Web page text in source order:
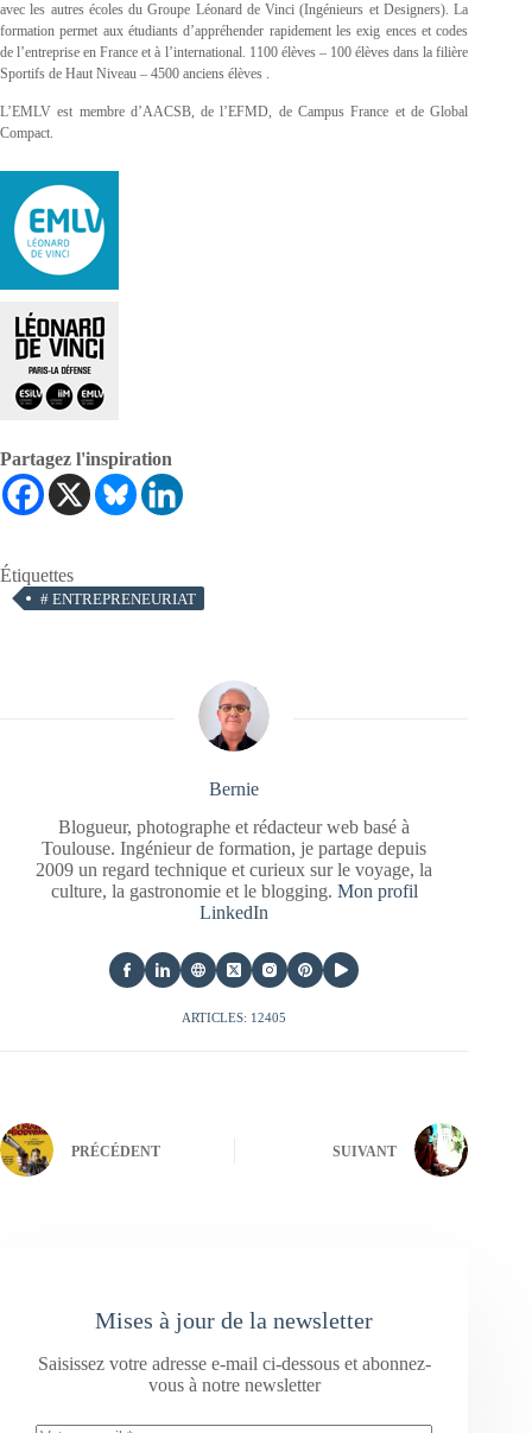
avec les autres écoles du Groupe Léonard de Vinci (Ingénieurs et Designers). La
formation permet aux étudiants d’appréhender rapidement les exig ences et codes
de l’entreprise en France et à l’international. 1100 élèves – 100 élèves dans la filière
Sportifs de Haut Niveau – 4500 anciens élèves .
L’EMLV est membre d’AACSB, de l’EFMD, de Campus France et de Global
Compact
Partagez l'inspiration
Étiquettes
# ENTREPRENEURIAT
Bernie
Blogueur, photographe et rédacteur web basé à
Toulouse. Ingénieur de formation, je partage depuis
2009 un regard technique et curieux sur le voyage, la
culture, la gastronomie et le blogging. Mon profil
LinkedIn
ARTICLES: 12405
PRÉCÉDENT SUIVANT
Mises à jour de la newsletter
Saisissez votre adresse e-mail ci-dessous et abonnez-
vous à notre newsletter